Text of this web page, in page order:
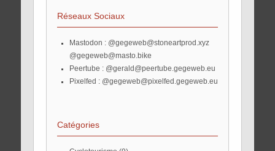
Réseaux Sociaux
Mastodon : @gegeweb@stoneartprod.xyz
@gegeweb@masto.bike
Peertube : @gerald@peertube.gegeweb.eu
Pixelfed : @gegeweb@pixelfed.gegeweb.eu
Catégories